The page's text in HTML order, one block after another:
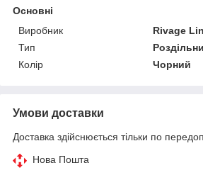
Основні
Виробник
Rivage
Тип
Колір
Чорний
Умови доставки
Доставка здійснюється тільки по
Нова Пошта